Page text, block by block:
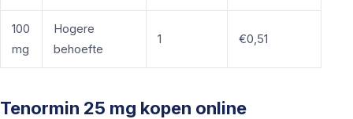
100
mg
Hogere
behoefte
1 €0,51
Tenormin 25 mg kopen online